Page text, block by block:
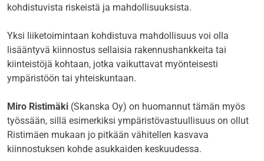
kohdistuvista riskeistä ja mahdollisuuksista.
Yksi liiketoimintaan kohdistuva mahdollisuus voi olla
lisääntyvä kiinnostus sellaisia rakennushankkeita tai
kiinteistöjä kohtaan, jotka vaikuttavat myönteisesti
ympäristöön tai yhteiskuntaan.
Miro Ristimäki (Skanska Oy) on huomannut tämän myös
työssään, sillä esimerkiksi ympäristövastuullisuus on ollut
Ristimäen mukaan jo pitkään vähitellen kasvava
kiinnostuksen kohde asukkaiden keskuudessa.